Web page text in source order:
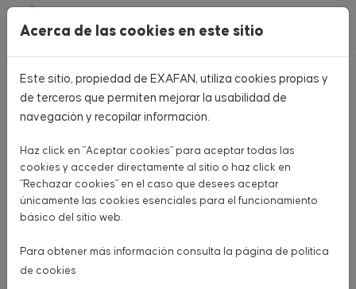
Pasar al contenido principal
Acerca de las cookies en este sitio
Este sitio, propiedad de EXAFAN, utiliza cookies propias y
de terceros que permiten mejorar la usabilidad de
navegación y recopilar información.
Haz click en "Aceptar cookies" para aceptar todas las
cookies y acceder directamente al sitio o haz click en
"Rechazar cookies" en el caso que desees aceptar
únicamente las cookies esenciales para el funcionamiento
básico del sitio web.
Para obtener más información consulta la página de política
de cookies